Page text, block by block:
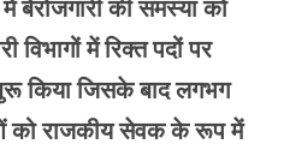
बेरोजगारी की समस्या को
विभागों में रिक्त पदों पर
किया जिसके बाद लगभग
राजकीय सेवक के रूप में